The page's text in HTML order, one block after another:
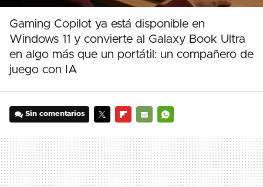
Gaming Copilot ya está disponible en
Windows 11 y convierte al Galaxy Book Ultra
en algo más que un portátil: un compañero de
juego con IA
Sin comentarios
MAIL